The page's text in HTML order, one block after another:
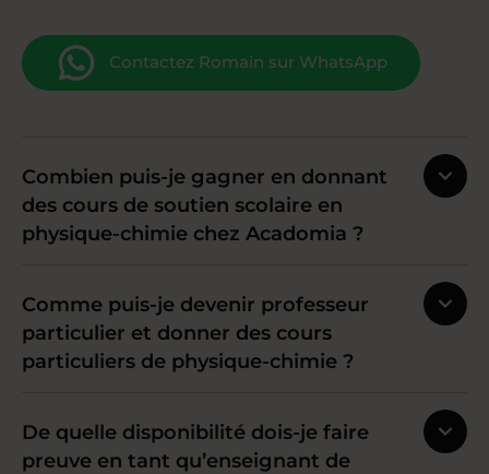
Contactez Romain sur WhatsApp
Combien puis-je gagner en donnant
des cours de soutien scolaire en
physique-chimie chez Acadomia ?
Comme puis-je devenir professeur
particulier et donner des cours
particuliers de physique-chimie ?
De quelle disponibilité dois-je faire
preuve en tant qu’enseignant de